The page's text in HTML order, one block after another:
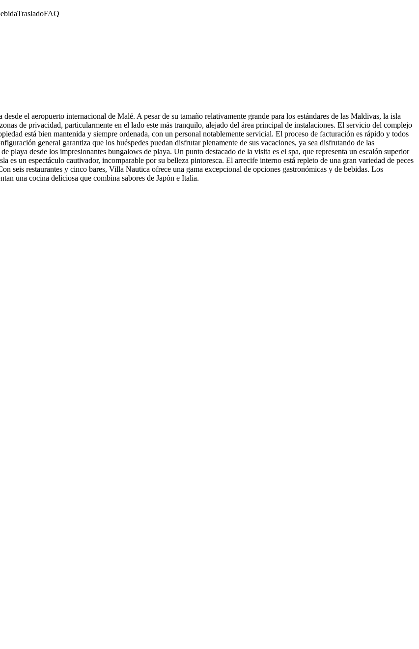
TrasladoFAQ
el aeropuerto internacional de Malé. A pesar de su tamaño relativamente grande para los estándares de las Maldivas, la isla
de privacidad, particularmente en el lado este más tranquilo, alejado del área principal de instalaciones. El servicio del complejo
está bien mantenida y siempre ordenada, con un personal notablemente servicial. El proceso de facturación es rápido y todos
general garantiza que los huéspedes puedan disfrutar plenamente de sus vacaciones, ya sea disfrutando de las
playa desde los impresionantes bungalows de playa. Un punto destacado de la visita es el spa, que representa un escalón superior
es un espectáculo cautivador, incomparable por su belleza pintoresca. El arrecife interno está repleto de una gran variedad de peces
seis restaurantes y cinco bares, Villa Nautica ofrece una gama excepcional de opciones gastronómicas y de bebidas. Los
una cocina deliciosa que combina sabores de Japón e Italia.